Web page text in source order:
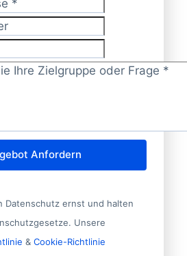
Anfordern
Datenschutz ernst und halten
Unsere
& Cookie-Richtlinie